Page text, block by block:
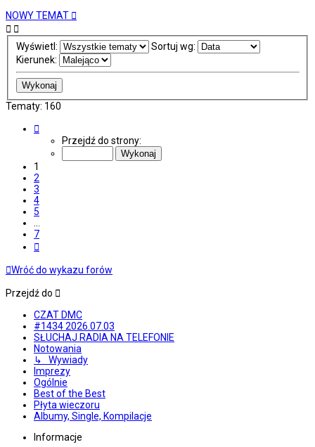
NOWY TEMAT
Wyświetl:
Sortuj wg:
Kierunek:
Tematy: 160
Przejdź do strony:
1
2
3
4
5
7
Wróć do wykazu forów
Przejdź do
CZAT DMC
#1434 2026.07.03
SŁUCHAJ RADIA NA TELEFONIE
Notowania
↳ Wywiady
Imprezy
Ogólnie
Best of the Best
Płyta wieczoru
Albumy, Single, Kompilacje
Informacje